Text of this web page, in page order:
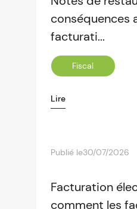
conséquences
facturati...
Fiscal
Lire
Publié le30/07/2026
Facturation
comment les